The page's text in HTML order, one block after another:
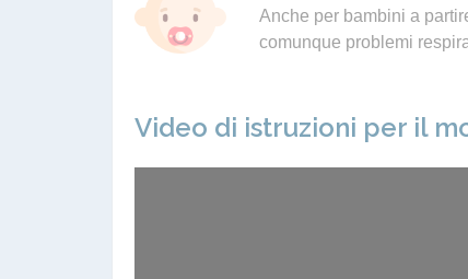
Anche per bambini a
comunque problemi
Video di istruzioni per il